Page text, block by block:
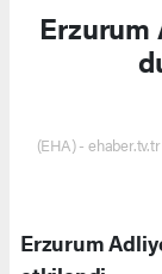
Erzurum
(EHA) -
Erzurum